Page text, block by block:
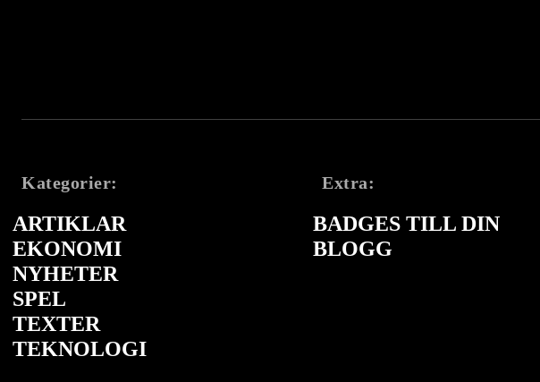
Kategorier:
ARTIKLAR
EKONOMI
NYHETER
SPEL
TEXTER
TEKNOLOGI
Extra:
BADGES TILL DIN
BLOGG